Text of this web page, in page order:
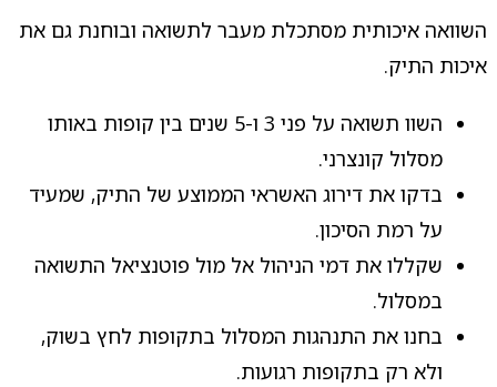
השוואה איכותית מסתכלת מעבר לתשואה ובוחנת גם את
איכות התיק.
השוו תשואה על פני 3 ו-5 שנים בין קופות באותו
מסלול קונצרני.
בדקו את דירוג האשראי הממוצע של התיק, שמעיד
על רמת הסיכון.
שקללו את דמי הניהול אל מול פוטנציאל התשואה
במסלול.
בחנו את התנהגות המסלול בתקופות לחץ בשוק,
ולא רק בתקופות רגועות.